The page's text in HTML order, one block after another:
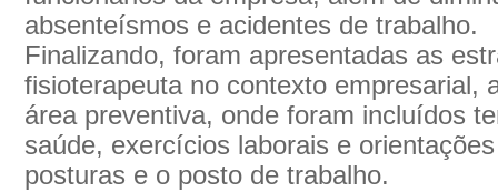
absenteísmos e acidentes de trabalho.
Finalizando, foram apresentadas as
fisioterapeuta no contexto empresarial,
área preventiva, onde foram incluídos
saúde, exercícios laborais e
posturas e o posto de trabalho.